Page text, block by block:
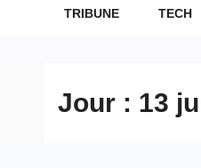
TRIBUNE TECH
Jour : 13